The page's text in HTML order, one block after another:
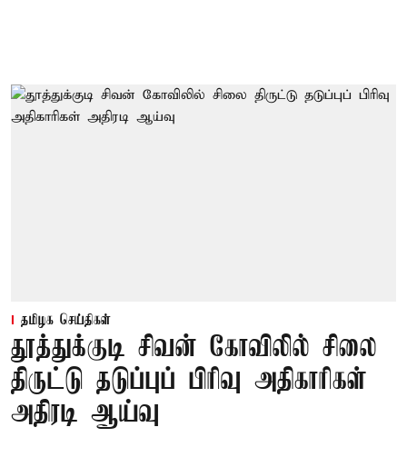
தமிழக செய்திகள்
தூத்துக்குடி சிவன் கோவிலில் சிலை
திருட்டு தடுப்புப் பிரிவு அதிகாரிகள்
அதிரடி ஆய்வு